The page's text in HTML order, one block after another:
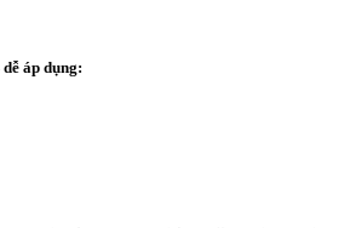
áp dụng: